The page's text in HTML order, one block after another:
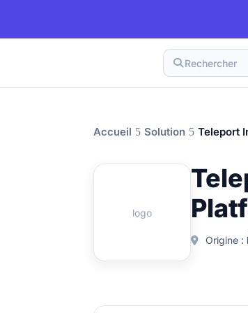
Rechercher
Accueil Solution Teleport
logo
Origine :